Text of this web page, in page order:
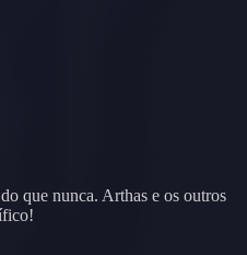
que nunca. Arthas e os outros